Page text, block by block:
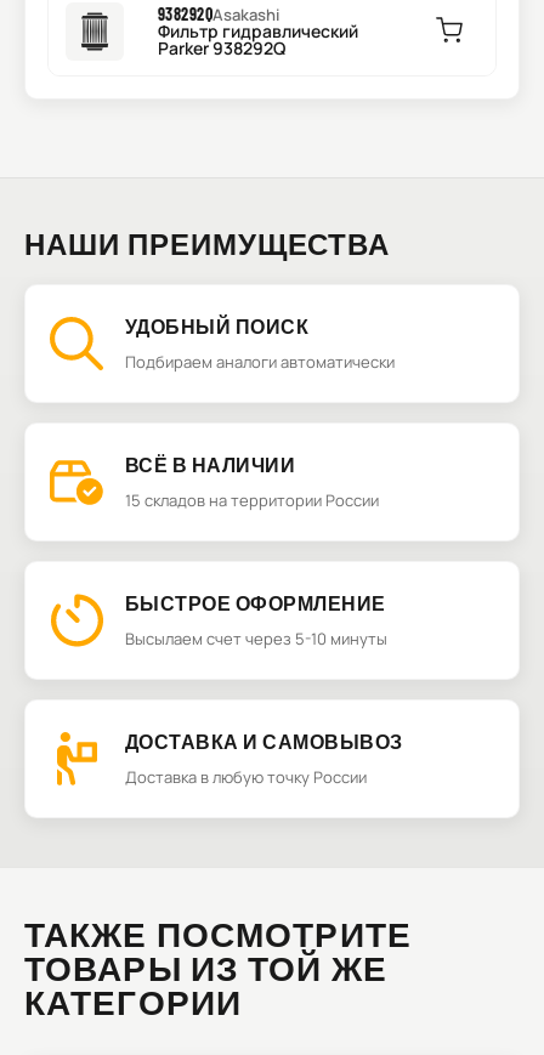
938292QAsakashi
Фильтр гидравлический
Parker 938292Q
НАШИ ПРЕИМУЩЕСТВА
УДОБНЫЙ ПОИСК
Подбираем аналоги автоматически
ВСЁ В НАЛИЧИИ
15 складов на территории России
БЫСТРОЕ ОФОРМЛЕНИЕ
Высылаем счет через 5-10 минуты
ДОСТАВКА И САМОВЫВОЗ
Доставка в любую точку России
ТАКЖЕ ПОСМОТРИТЕ
ТОВАРЫ ИЗ ТОЙ ЖЕ
КАТЕГОРИИ